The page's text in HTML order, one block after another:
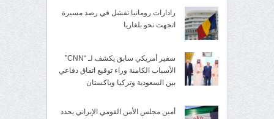
رادارات رومانيا تفشل في رصد مسيرة
اتجهت نحو بلغاريا
سفير أمريكي سابق يكشف لـ “CNN”
الأسباب الكامنة وراء توقيع اتفاق دفاعي
بين السعودية وتركيا وباكستان
أمين مجلس الأمن القومي الإيراني يحدد